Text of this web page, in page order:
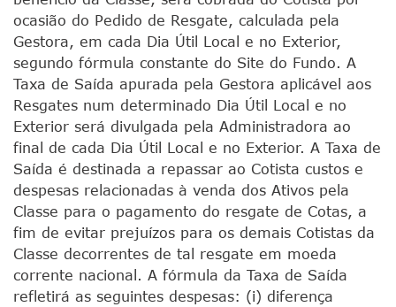
ocasião do Pedido de Resgate, calculada pela
Gestora, em cada Dia Útil Local e no Exterior,
segundo fórmula constante do Site do Fundo. A
Taxa de Saída apurada pela Gestora aplicável aos
Resgates num determinado Dia Útil Local e no
Exterior será divulgada pela Administradora ao
final de cada Dia Útil Local e no Exterior. A Taxa de
Saída é destinada a repassar ao Cotista custos e
despesas relacionadas à venda dos Ativos pela
Classe para o pagamento do resgate de Cotas, a
fim de evitar prejuízos para os demais Cotistas da
Classe decorrentes de tal resgate em moeda
corrente nacional. A fórmula da Taxa de Saída
refletirá as seguintes despesas: (i) diferença